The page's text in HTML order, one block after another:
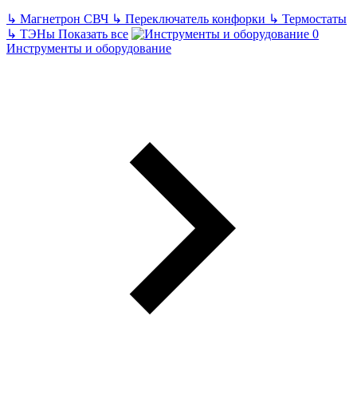
↳ Магнетрон СВЧ ↳ Переключатель конфорки ↳ Термостаты
↳ ТЭНы Показать все
Инструменты и оборудование